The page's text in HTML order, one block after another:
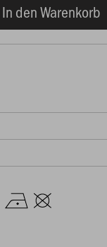
In den Warenkorb